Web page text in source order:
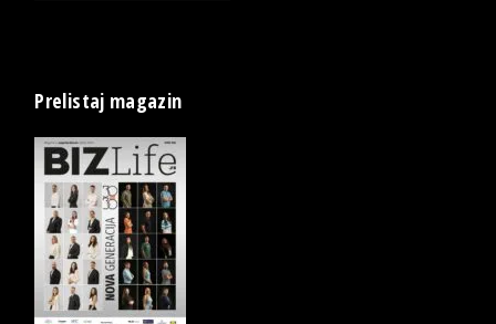
Prelistaj magazin